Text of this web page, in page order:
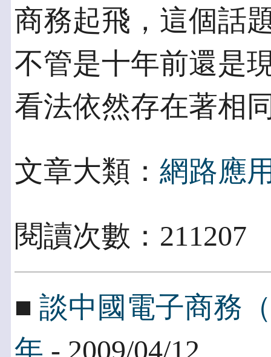
商務起飛，這個話
不管是十年前還是
看法依然存在著相
文章大類： 網路應
閱讀次數：
■ 談中國電子商務
年 - 2009/04/12